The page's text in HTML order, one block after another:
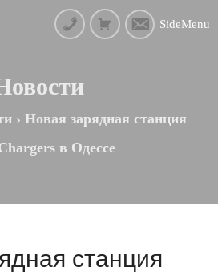
SideMenu
› Новая зарядная станция
в Одессе
станция